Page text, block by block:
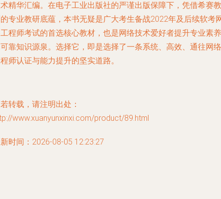
精华汇编。在电子工业出版社的严谨出版保障下，凭借希赛教
专业教研底蕴，本书无疑是广大考生备战2022年及后续软考
程师考试的首选核心教材，也是网络技术爱好者提升专业素养
靠知识源泉。选择它，即是选择了一条系统、高效、通往网络
师认证与能力提升的坚实道路。
转载，请注明出处：
www.xuanyunxinxi.com/product/89.html
时间：2026-08-05 12:23:27